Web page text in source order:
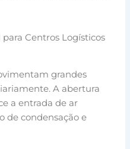
Centros Logísticos
grandes
A abertura
a entrada de ar
de condensação e